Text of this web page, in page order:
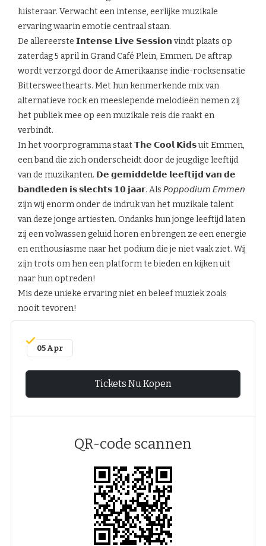
luisteraar. Verwacht een intense, eerlijke muzikale
ervaring waarin emotie centraal staan.
De allereerste 𝗜𝗻𝘁𝗲𝗻𝘀𝗲 𝗟𝗶𝘃𝗲 𝗦𝗲𝘀𝘀𝗶𝗼𝗻 vindt plaats op
zaterdag 5 april in Grand Café Plein, Emmen. De aftrap
wordt verzorgd door de Amerikaanse indie-rocksensatie
Bittersweethearts. Met hun kenmerkende mix van
alternatieve rock en meeslepende melodieën nemen zij
het publiek mee op een muzikale reis die raakt en
verbindt.
In het voorprogramma staat 𝗧𝗵𝗲 𝗖𝗼𝗼𝗹 𝗞𝗶𝗱𝘀 uit Emmen,
een band die zich onderscheidt door de jeugdige leeftijd
van de muzikanten. 𝗗𝗲 𝗴𝗲𝗺𝗶𝗱𝗱𝗲𝗹𝗱𝗲 𝗹𝗲𝗲𝗳𝘁𝗶𝗷𝗱 𝘃𝗮𝗻 𝗱𝗲
𝗯𝗮𝗻𝗱𝗹𝗲𝗱𝗲𝗻 𝗶𝘀 𝘀𝗹𝗲𝗰𝗵𝘁𝘀 𝟭𝟬 𝗷𝗮𝗮𝗿. Als 𝘗𝘰𝘱𝘱𝘰𝘥𝘪𝘶𝘮 𝘌𝘮𝘮𝘦𝘯
zijn wij enorm onder de indruk van het muzikale talent
van deze jonge artiesten. Ondanks hun jonge leeftijd laten
zij een volwassen geluid horen en brengen ze een energie
en enthousiasme naar het podium die je niet vaak ziet. Wij
zijn trots om hen een platform te bieden en kijken uit
naar hun optreden!
Mis deze unieke ervaring niet en beleef muziek zoals
nooit tevoren!
05 Apr
Tickets Nu Kopen
QR-code scannen